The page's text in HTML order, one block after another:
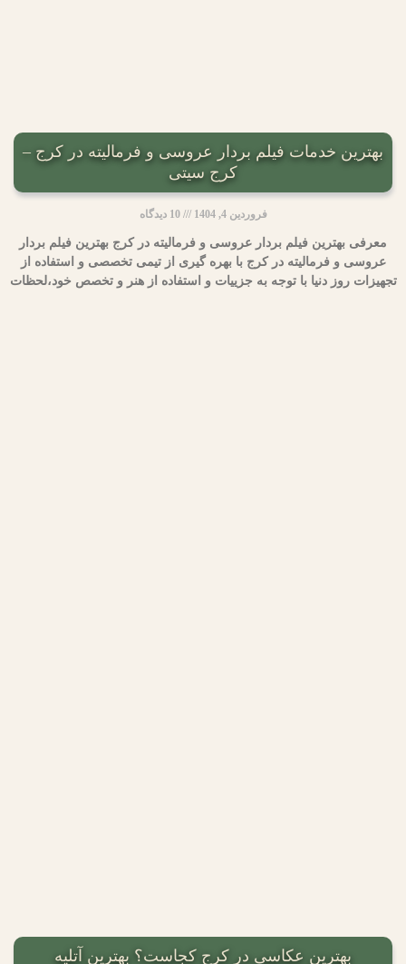
بهترین خدمات فیلم بردار عروسی و فرمالیته در کرج –
کرج سیتی
فروردین 4, 1404 10 دیدگاه
معرفی بهترین فیلم بردار عروسی و فرمالیته در کرج بهترین فیلم بردار
عروسی و فرمالیته در کرج با بهره گیری از تیمی تخصصی و استفاده از
تجهیزات روز دنیا با توجه به جزییات و استفاده از هنر و تخصص خود،لحظات
بهترین عکاسی در کرج کجاست؟ بهترین آتلیه